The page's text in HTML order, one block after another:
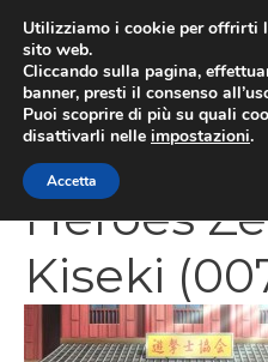
contenuto
The
Heroes
Kiseki
Utilizziamo i cookie per offrirti
sito web.
Cliccando sulla pagina,
banner, presti il consenso
Puoi scoprire di più su quali
disattivarli nelle impostazioni.
Accetta